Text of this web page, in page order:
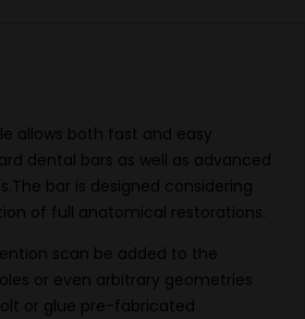
allows both fast and easy
dental bars as well as advanced
bar is designed considering
of full anatomical restorations.
scan be added to the
or even arbitrary geometries
or glue pre-fabricated